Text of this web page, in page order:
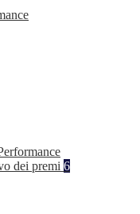
dei premi 6